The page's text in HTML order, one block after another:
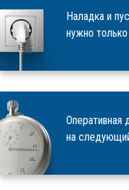
Наладка и
нужно
Оперативная
на